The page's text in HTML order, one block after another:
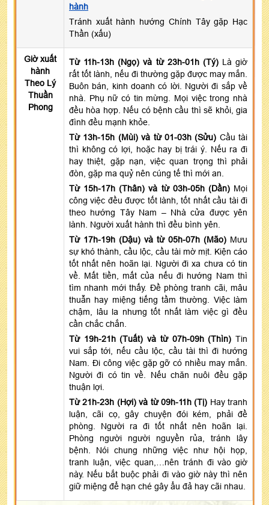
hành
Tránh xuất hành hướng Chính Tây gặp Hạc
Thần (xấu)
Giờ xuất
hành
Theo Lý
Thuần
Phong
Từ 11h-13h (Ngọ) và từ 23h-01h (Tý) Là giờ
rất tốt lành, nếu đi thường gặp được may mắn.
Buôn bán, kinh doanh có lời. Người đi sắp về
nhà. Phụ nữ có tin mừng. Mọi việc trong nhà
đều hòa hợp. Nếu có bệnh cầu thì sẽ khỏi, gia
đình đều mạnh khỏe.
Từ 13h-15h (Mùi) và từ 01-03h (Sửu) Cầu tài
thì không có lợi, hoặc hay bị trái ý. Nếu ra đi
hay thiệt, gặp nạn, việc quan trọng thì phải
đòn, gặp ma quỷ nên cúng tế thì mới an.
Từ 15h-17h (Thân) và từ 03h-05h (Dần) Mọi
công việc đều được tốt lành, tốt nhất cầu tài đi
theo hướng Tây Nam – Nhà cửa được yên
lành. Người xuất hành thì đều bình yên.
Từ 17h-19h (Dậu) và từ 05h-07h (Mão) Mưu
sự khó thành, cầu lộc, cầu tài mờ mịt. Kiện cáo
tốt nhất nên hoãn lại. Người đi xa chưa có tin
về. Mất tiền, mất của nếu đi hướng Nam thì
tìm nhanh mới thấy. Đề phòng tranh cãi, mâu
thuẫn hay miệng tiếng tầm thường. Việc làm
chậm, lâu la nhưng tốt nhất làm việc gì đều
cần chắc chắn.
Từ 19h-21h (Tuất) và từ 07h-09h (Thìn) Tin
vui sắp tới, nếu cầu lộc, cầu tài thì đi hướng
Nam. Đi công việc gặp gỡ có nhiều may mắn.
Người đi có tin về. Nếu chăn nuôi đều gặp
thuận lợi.
Từ 21h-23h (Hợi) và từ 09h-11h (Tị) Hay tranh
luận, cãi cọ, gây chuyện đói kém, phải đề
phòng. Người ra đi tốt nhất nên hoãn lại.
Phòng người người nguyền rủa, tránh lây
bệnh. Nói chung những việc như hội họp,
tranh luận, việc quan,…nên tránh đi vào giờ
này. Nếu bắt buộc phải đi vào giờ này thì nên
giữ miệng để hạn ché gây ẩu đả hay cãi nhau.